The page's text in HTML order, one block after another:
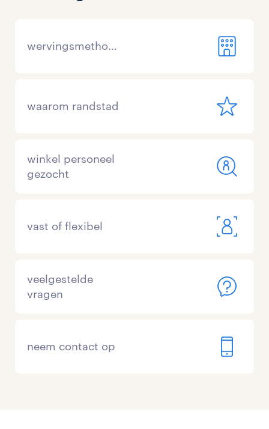
wervingsmethoden
waarom randstad
winkel personeel
gezocht
vast of flexibel
veelgestelde
vragen
neem contact op